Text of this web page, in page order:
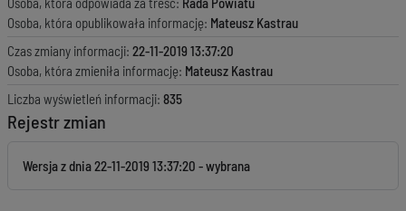
Osoba, która opublikowała informację: Mateusz Kastrau
Czas zmiany informacji: 22-11-2019 13:37:20
Osoba, która zmieniła informację: Mateusz Kastrau
Liczba wyświetleń informacji: 835
Rejestr zmian
Wersja z dnia22-11-2019 13:37:20